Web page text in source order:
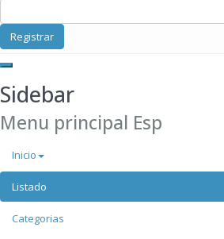
Registrar
Sidebar
Menu principal Esp
Inicio
Listado
Categorias